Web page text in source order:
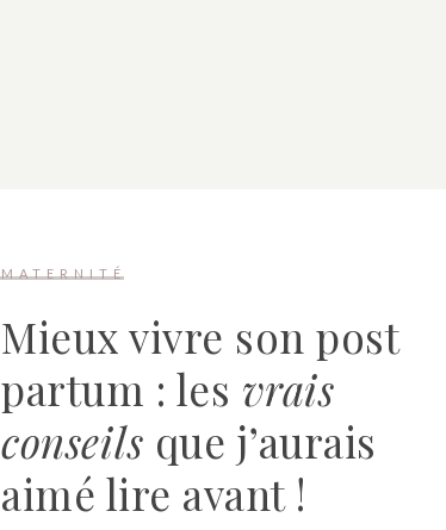
MATERNITÉ
Mieux vivre son post
partum : les vrais
conseils que j’aurais
aimé lire avant !